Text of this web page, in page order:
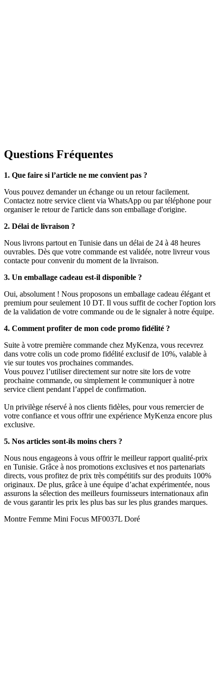
Questions Fréquentes
1. Que faire si l’article ne me convient pas ?
Vous pouvez demander un échange ou un retour facilement.
Contactez notre service client via WhatsApp ou par téléphone pour
organiser le retour de l'article dans son emballage d'origine.
2. Délai de livraison ?
Nous livrons partout en Tunisie dans un délai de 24 à 48 heures
ouvrables. Dès que votre commande est validée, notre livreur vous
contacte pour convenir du moment de la livraison.
3. Un emballage cadeau est-il disponible ?
Oui, absolument ! Nous proposons un emballage cadeau élégant et
premium pour seulement 10 DT. Il vous suffit de cocher l'option lors
de la validation de votre commande ou de le signaler à notre équipe.
4. Comment profiter de mon code promo fidélité ?
Suite à votre première commande chez MyKenza, vous recevrez
dans votre colis un code promo fidélité exclusif de 10%, valable à
vie sur toutes vos prochaines commandes.
Vous pouvez l’utiliser directement sur notre site lors de votre
prochaine commande, ou simplement le communiquer à notre
service client pendant l’appel de confirmation.
Un privilège réservé à nos clients fidèles, pour vous remercier de
votre confiance et vous offrir une expérience MyKenza encore plus
exclusive.
5. Nos articles sont-ils moins chers ?
Nous nous engageons à vous offrir le meilleur rapport qualité-prix
en Tunisie. Grâce à nos promotions exclusives et nos partenariats
directs, vous profitez de prix très compétitifs sur des produits 100%
originaux. De plus, grâce à une équipe d’achat expérimentée, nous
assurons la sélection des meilleurs fournisseurs internationaux afin
de vous garantir les prix les plus bas sur les plus grandes marques.
Montre Femme Mini Focus MF0037L Doré